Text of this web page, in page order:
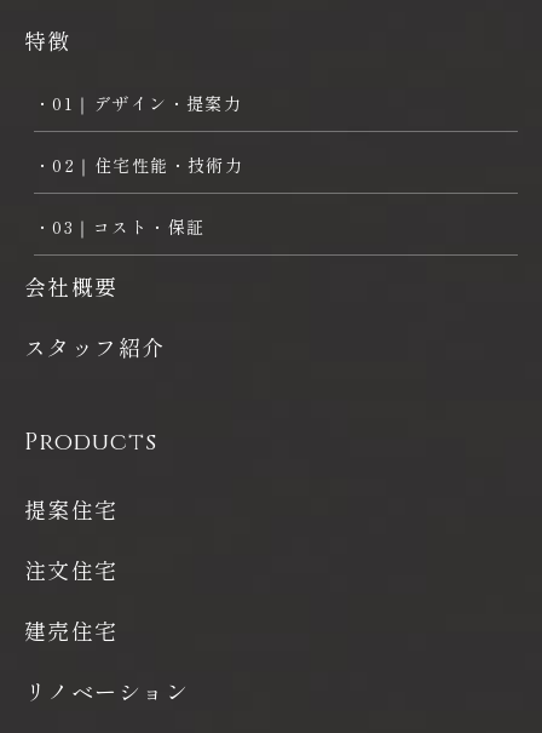
ていただきますようお願いいたします。
当社は、本サイトからリンクしている他のウェブサイトに含まれてい
トが掲げる条件に従い、お客様ご自身の責任においてご利用下さい。
供しているにすぎず、これらのウェブサイトの利用や掲載商品、サー
必ずしも提携・協力等の特別な関係があることを意味するものではあ
特徴
・01｜デザイン・提案力
・02｜住宅性能・技術力
・03｜コスト・保証
会社概要
スタッフ紹介
Products
提案住宅
注文住宅
建売住宅
リノベーション